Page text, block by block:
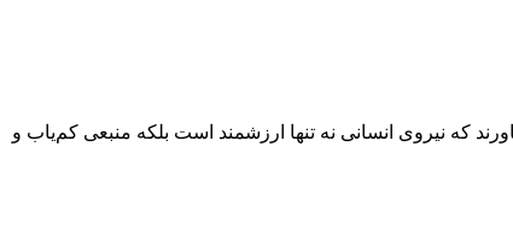
که نیروی انسانی نه تنها ارزشمند است بلکه منبعی کم‌یاب و